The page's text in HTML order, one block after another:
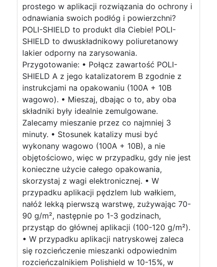
prostego w aplikacji rozwiązania do ochrony i
odnawiania swoich podłóg i powierzchni?
POLI-SHIELD to produkt dla Ciebie! POLI-
SHIELD to dwuskładnikowy poliuretanowy
lakier odporny na zarysowania.
Przygotowanie: • Połącz zawartość POLI-
SHIELD A z jego katalizatorem B zgodnie z
instrukcjami na opakowaniu (100A + 10B
wagowo). • Mieszaj, dbając o to, aby oba
składniki były idealnie zemulgowane.
Zalecamy mieszanie przez co najmniej 3
minuty. • Stosunek katalizy musi być
wykonany wagowo (100A + 10B), a nie
objętościowo, więc w przypadku, gdy nie jest
konieczne użycie całego opakowania,
skorzystaj z wagi elektronicznej. • W
przypadku aplikacji pędzlem lub wałkiem,
nałóż lekką pierwszą warstwę, zużywając 70-
90 g/m², następnie po 1-3 godzinach,
przystąp do głównej aplikacji (100-120 g/m²).
• W przypadku aplikacji natryskowej zaleca
się rozcieńczenie mieszanki odpowiednim
rozcieńczalnikiem Polishield w 10-15%, w